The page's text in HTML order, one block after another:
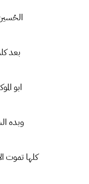
بعد
ابو
وبده
كلها تموت